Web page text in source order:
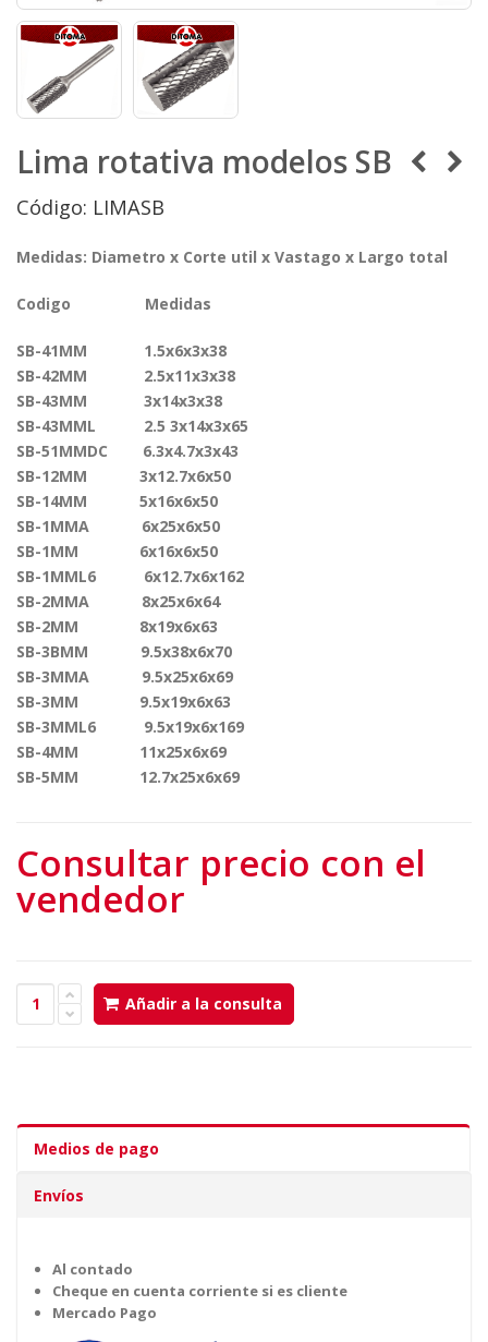
Lima rotativa modelos SB
Código: LIMASB
Medidas: Diametro x Corte util x Vastago x Largo total
Codigo Medidas
SB-41MM 1.5x6x3x38
SB-42MM 2.5x11x3x38
SB-43MM 3x14x3x38
SB-43MML 2.5 3x14x3x65
SB-51MMDC 6.3x4.7x3x43
SB-12MM 3x12.7x6x50
SB-14MM 5x16x6x50
SB-1MMA 6x25x6x50
SB-1MM 6x16x6x50
SB-1MML6 6x12.7x6x162
SB-2MMA 8x25x6x64
SB-2MM 8x19x6x63
SB-3BMM 9.5x38x6x70
SB-3MMA 9.5x25x6x69
SB-3MM 9.5x19x6x63
SB-3MML6 9.5x19x6x169
SB-4MM 11x25x6x69
SB-5MM 12.7x25x6x69
Consultar precio con el
vendedor
Añadir a la consulta
Medios de pago
Envíos
Al contado
Cheque en cuenta corriente si es cliente
Mercado Pago